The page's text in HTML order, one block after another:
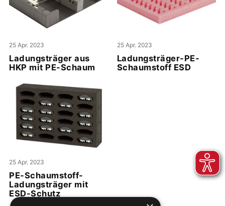
25 Apr. 2023
Ladungsträger aus
HKP mit PE-Schaum
25 Apr. 2023
Ladungsträger-PE-
Schaumstoff ESD
25 Apr. 2023
PE-Schaumstoff-
Ladungsträger mit
ESD-Schutz